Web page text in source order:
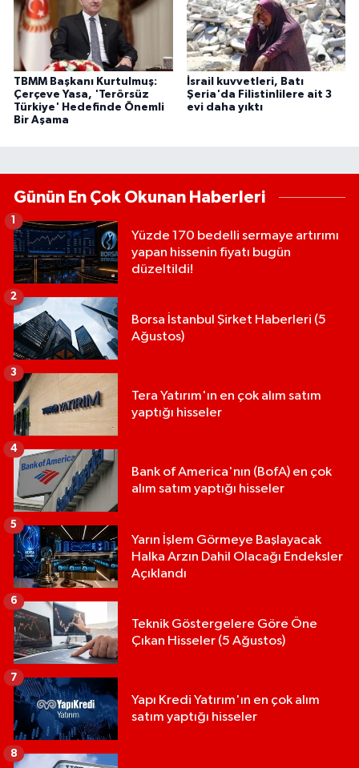
TBMM Başkanı Kurtulmuş:
Çerçeve Yasa, 'Terörsüz
Türkiye' Hedefinde Önemli
Bir Aşama
İsrail kuvvetleri, Batı
Şeria'da Filistinlilere ait 3
evi daha yıktı
Günün En Çok Okunan Haberleri
Yüzde 170 bedelli sermaye artırımı
yapan hissenin fiyatı bugün
düzeltildi!
Borsa İstanbul Şirket Haberleri (5
Ağustos)
2
Tera Yatırım'ın en çok alım satım
yaptığı hisseler
3
Bank of America'nın (BofA) en çok
alım satım yaptığı hisseler
4
Yarın İşlem Görmeye Başlayacak
Halka Arzın Dahil Olacağı Endeksler
Açıklandı
5
Teknik Göstergelere Göre Öne
Çıkan Hisseler (5 Ağustos)
6
Yapı Kredi Yatırım'ın en çok alım
satım yaptığı hisseler
7
8